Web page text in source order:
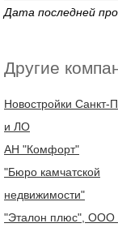
Дата последней
Другие
Новостройки Санкт-
и ЛО
АН "Комфорт"
"Бюро камчатской
недвижимости"
"Эталон плюс", ООО